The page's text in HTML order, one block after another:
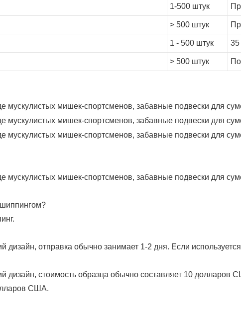
1-500 штук
> 500 штук
1 - 500 штук 35
> 500 штук
дизайн, отправка обычно занимает 1-2 дня. Если
дизайн, стоимость образца обычно составляет 10 долларов
США.